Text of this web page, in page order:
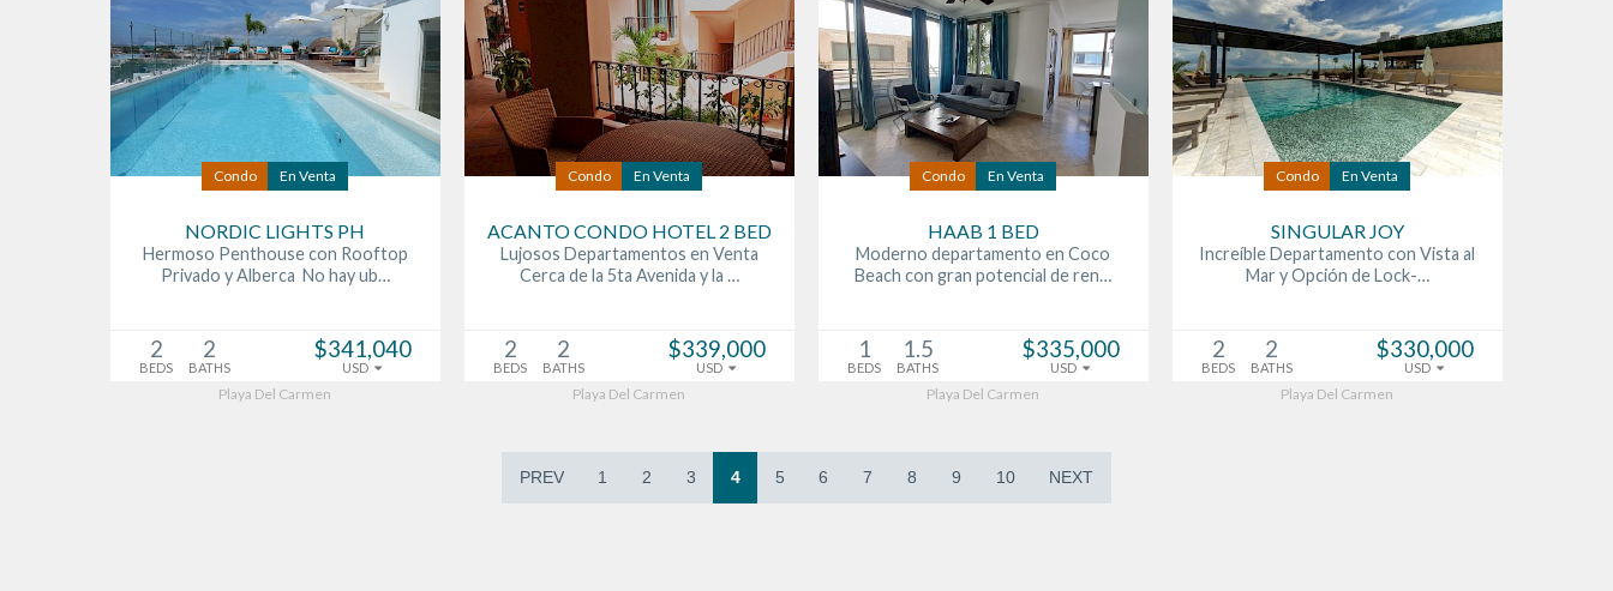
Condo En Venta
NORDIC LIGHTS PH
Hermoso Penthouse con Rooftop
Privado y Alberca No hay ub…
2
BEDS
2
BATHS
$341,040
USD
Playa Del Carmen
Condo En Venta
ACANTO CONDO HOTEL 2 BED
Lujosos Departamentos en Venta
Cerca de la 5ta Avenida y la …
2
BEDS
2
BATHS
$339,000
USD
Playa Del Carmen
Condo En Venta
HAAB 1 BED
Moderno departamento en Coco
Beach con gran potencial de ren…
1
BEDS
1.5
BATHS
$335,000
USD
Playa Del Carmen
Condo En Venta
SINGULAR JOY
Increíble Departamento con Vista al
Mar y Opción de Lock-…
2
BEDS
2
BATHS
$330,000
USD
Playa Del Carmen
PREV 1 2 3 4 5 6 7 8 9 10 NEXT